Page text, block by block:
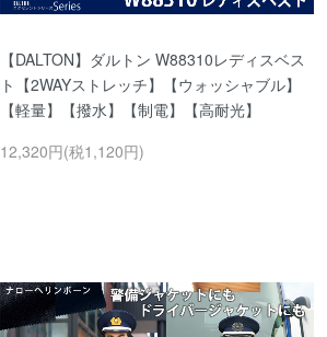
【DALTON】ダルトン W88310レディスベス
ト【2WAYストレッチ】【ウォッシャブル】
【軽量】【撥水】【制電】【高耐光】
12,320円(税1,120円)